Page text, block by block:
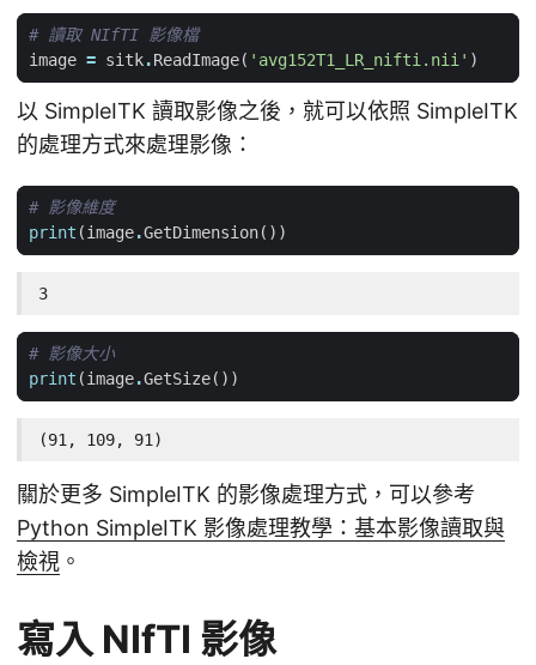
# 讀取 NIfTI 影像檔
image = sitk.ReadImage( 'avg152T1_LR_nifti.nii' )
以 SimpleITK 讀取影像之後，就可以依照 SimpleITK
的處理方式來處理影像：
# 影像維度
print (image.GetDimension())
3
# 影像大小
print (image.GetSize())
(91, 109, 91)
關於更多 SimpleITK 的影像處理方式，可以參考
Python SimpleITK 影像處理教學：基本影像讀取與
檢視 。
寫入 NIfTI 影像